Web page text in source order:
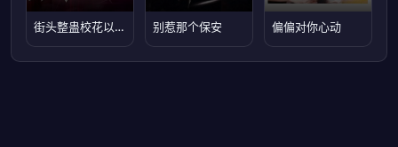
街头整蛊校花以为我好欺负 别惹那个保安 偏偏对你心动